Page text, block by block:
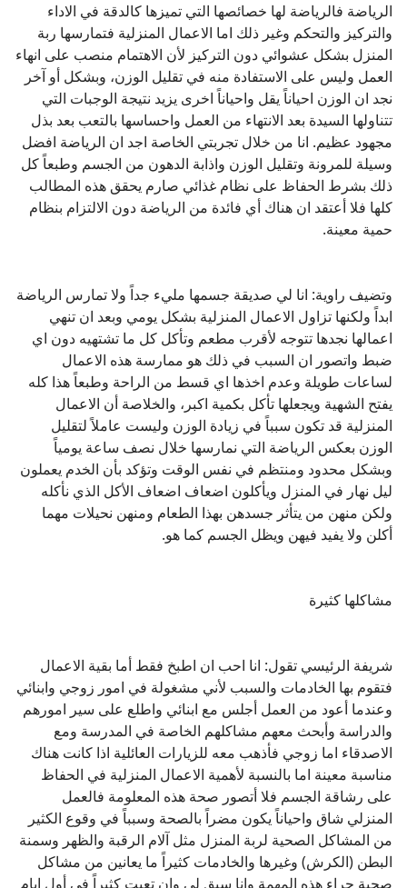
الرياضة فالرياضة لها خصائصها التي تميزها كالدقة في الاداء
والتركيز والتحكم وغير ذلك اما الاعمال المنزلية فتمارسها ربة
المنزل بشكل عشوائي دون التركيز لأن الاهتمام منصب على انهاء
العمل وليس على الاستفادة منه في تقليل الوزن، وبشكل أو آخر
نجد ان الوزن احياناً يقل واحياناً اخرى يزيد نتيجة الوجبات التي
تتناولها السيدة بعد الانتهاء من العمل واحساسها بالتعب بعد بذل
مجهود عظيم. انا من خلال تجربتي الخاصة اجد ان الرياضة افضل
وسيلة للمرونة وتقليل الوزن واذابة الدهون من الجسم وطبعاً كل
ذلك بشرط الحفاظ على نظام غذائي صارم يحقق هذه المطالب
كلها فلا أعتقد ان هناك أي فائدة من الرياضة دون الالتزام بنظام
حمية معينة.
وتضيف راوية: انا لي صديقة جسمها مليء جداً ولا تمارس الرياضة
ابداً ولكنها تزاول الاعمال المنزلية بشكل يومي وبعد ان تنهي
اعمالها نجدها تتوجه لأقرب مطعم وتأكل كل ما تشتهيه دون اي
ضبط واتصور ان السبب في ذلك هو ممارسة هذه الاعمال
لساعات طويلة وعدم اخذها اي قسط من الراحة وطبعاً هذا كله
يفتح الشهية ويجعلها تأكل بكمية اكبر، والخلاصة أن الاعمال
المنزلية قد تكون سبباً في زيادة الوزن وليست عاملاً لتقليل
الوزن بعكس الرياضة التي نمارسها خلال نصف ساعة يومياً
وبشكل محدود ومنتظم في نفس الوقت وتؤكد بأن الخدم يعملون
ليل نهار في المنزل ويأكلون اضعاف اضعاف الأكل الذي نأكله
ولكن منهن من يتأثر جسدهن بهذا الطعام ومنهن نحيلات مهما
أكلن ولا يفيد فيهن ويظل الجسم كما هو.
مشاكلها كثيرة
شريفة الرئيسي تقول: انا احب ان اطبخ فقط أما بقية الاعمال
فتقوم بها الخادمات والسبب لأني مشغولة في امور زوجي وابنائي
وعندما أعود من العمل أجلس مع ابنائي واطلع على سير امورهم
والدراسة وأبحث معهم مشاكلهم الخاصة في المدرسة ومع
الاصدقاء اما زوجي فأذهب معه للزيارات العائلية اذا كانت هناك
مناسبة معينة اما بالنسبة لأهمية الاعمال المنزلية في الحفاظ
على رشاقة الجسم فلا أتصور صحة هذه المعلومة فالعمل
المنزلي شاق واحياناً يكون مضراً بالصحة وسبباً في وقوع الكثير
من المشاكل الصحية لربة المنزل مثل آلام الرقبة والظهر وسمنة
البطن (الكرش) وغيرها والخادمات كثيراً ما يعانين من مشاكل
صحية جراء هذه المهمة وانا سبق لي وان تعبت كثيراً في أول ايام